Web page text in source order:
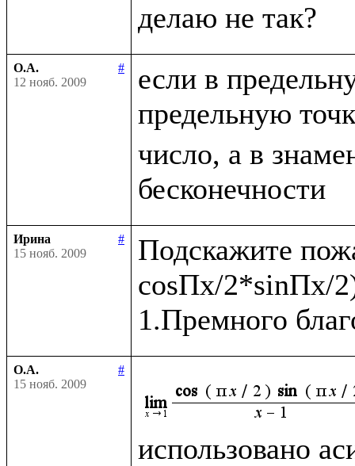
О.А.
#
12 нояб. 2009
если в
предельную
число, а в
Ирина
#
15 нояб. 2009
Подскажите
cosПx/2*sinПx/
О.А.
#
15 нояб. 2009
использовано